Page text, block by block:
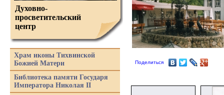
Поделиться
Духовно-
просветительский
центр
Храм иконы Тихвинской
Божией Матери
Библиотека памяти Государя
Императора Николая II